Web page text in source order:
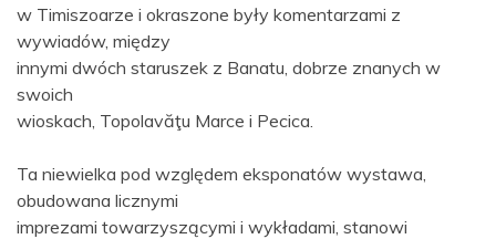
w Timiszoarze i okraszone były komentarzami z
wywiadów, między
innymi dwóch staruszek z Banatu, dobrze znanych w
swoich
wioskach, Topolavăţu Marce i Pecica.
Ta niewielka pod względem eksponatów wystawa,
obudowana licznymi
imprezami towarzyszącymi i wykładami, stanowi